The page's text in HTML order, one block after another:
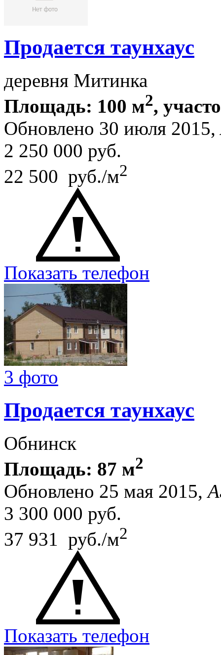
Продается таунхаус
деревня Митинка
Площадь: 100 м2,
Обновлено 30 июля 2015,
2 250 000 руб.
22 500 руб./м2
Показать телефон
3 фото
Продается таунхаус
Обнинск
Площадь: 87 м2
Обновлено 25 мая 2015,
3 300 000 руб.
37 931 руб./м2
Показать телефон